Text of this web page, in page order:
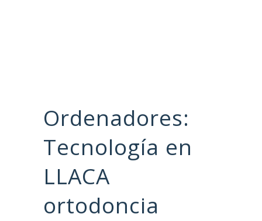
Ordenadores:
Tecnología en
LLACA
ortodoncia